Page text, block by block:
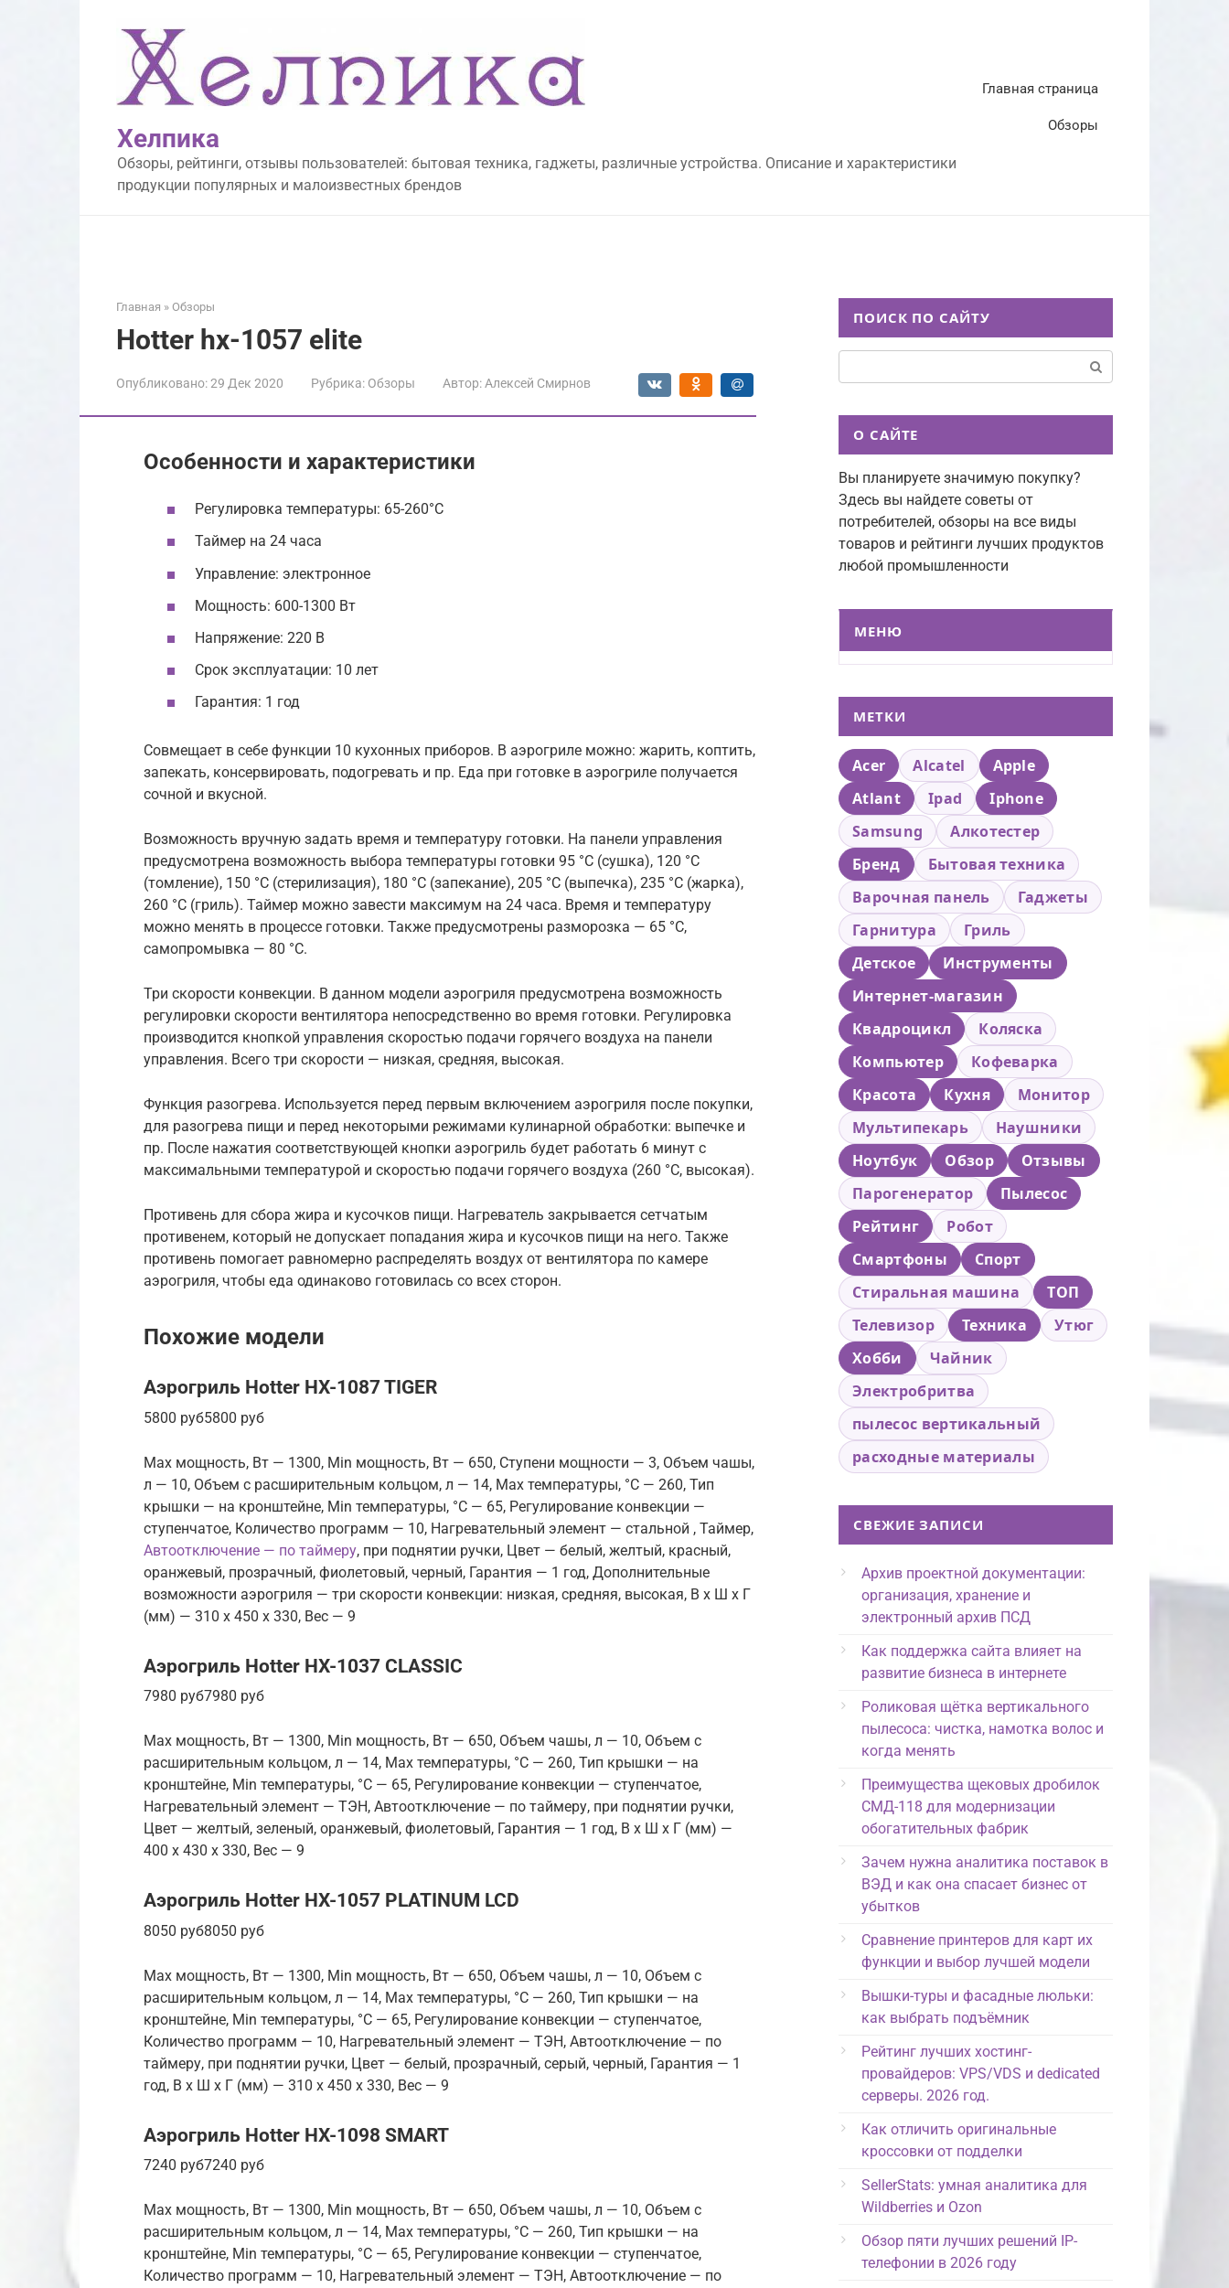
Хелпика
Обзоры, рейтинги, отзывы пользователей: бытовая техника, гаджеты, различные устройства. Описание и характеристики
продукции популярных и малоизвестных брендов
Главная страница
Обзоры
Главная » Обзоры
Hotter hx-1057 elite
Опубликовано:29 Дек 2020 Рубрика: Обзоры Автор: Алексей Смирнов
Особенности и характеристики
Регулировка температуры: 65-260°С
Таймер на 24 часа
Управление: электронное
Мощность: 600-1300 Вт
Напряжение: 220 В
Срок эксплуатации: 10 лет
Гарантия: 1 год
Совмещает в себе функции 10 кухонных приборов. В аэрогриле можно: жарить, коптить,
запекать, консервировать, подогревать и пр. Еда при готовке в аэрогриле получается
сочной и вкусной.
Возможность вручную задать время и температуру готовки. На панели управления
предусмотрена возможность выбора температуры готовки 95 °C (сушка), 120 °C
(томление), 150 °C (стерилизация), 180 °C (запекание), 205 °C (выпечка), 235 °C (жарка),
260 °C (гриль). Таймер можно завести максимум на 24 часа. Время и температуру
можно менять в процессе готовки. Также предусмотрены разморозка — 65 °C,
самопромывка — 80 °С.
Три скорости конвекции. В данном модели аэрогриля предусмотрена возможность
регулировки скорости вентилятора непосредственно во время готовки. Регулировка
производится кнопкой управления скоростью подачи горячего воздуха на панели
управления. Всего три скорости — низкая, средняя, высокая.
Функция разогрева. Используется перед первым включением аэрогриля после покупки,
для разогрева пищи и перед некоторыми режимами кулинарной обработки: выпечке и
пр. После нажатия соответствующей кнопки аэрогриль будет работать 6 минут с
максимальными температурой и скоростью подачи горячего воздуха (260 °C, высокая).
Противень для сбора жира и кусочков пищи. Нагреватель закрывается сетчатым
противенем, который не допускает попадания жира и кусочков пищи на него. Также
противень помогает равномерно распределять воздух от вентилятора по камере
аэрогриля, чтобы еда одинаково готовилась со всех сторон.
Похожие модели
Аэрогриль Hotter HX-1087 TIGER
5800 руб5800 руб
Max мощность, Вт — 1300, Min мощность, Вт — 650, Ступени мощности — 3, Объем чашы,
л — 10, Объем с расширительным кольцом, л — 14, Max температуры, °С — 260, Тип
крышки — на кронштейне, Min температуры, °С — 65, Регулирование конвекции —
ступенчатое, Количество программ — 10, Нагревательный элемент — стальной , Таймер,
Автоотключение — по таймеру, при поднятии ручки, Цвет — белый, желтый, красный,
оранжевый, прозрачный, фиолетовый, черный, Гарантия — 1 год, Дополнительные
возможности аэрогриля — три скорости конвекции: низкая, средняя, высокая, В x Ш x Г
(мм) — 310 x 450 x 330, Вес — 9
Аэрогриль Hotter HX-1037 CLASSIC
7980 руб7980 руб
Max мощность, Вт — 1300, Min мощность, Вт — 650, Объем чашы, л — 10, Объем с
расширительным кольцом, л — 14, Max температуры, °С — 260, Тип крышки — на
кронштейне, Min температуры, °С — 65, Регулирование конвекции — ступенчатое,
Нагревательный элемент — ТЭН, Автоотключение — по таймеру, при поднятии ручки,
Цвет — желтый, зеленый, оранжевый, фиолетовый, Гарантия — 1 год, В x Ш x Г (мм) —
400 x 430 x 330, Вес — 9
Аэрогриль Hotter HX-1057 PLATINUM LCD
8050 руб8050 руб
Max мощность, Вт — 1300, Min мощность, Вт — 650, Объем чашы, л — 10, Объем с
расширительным кольцом, л — 14, Max температуры, °С — 260, Тип крышки — на
кронштейне, Min температуры, °С — 65, Регулирование конвекции — ступенчатое,
Количество программ — 10, Нагревательный элемент — ТЭН, Автоотключение — по
таймеру, при поднятии ручки, Цвет — белый, прозрачный, серый, черный, Гарантия — 1
год, В x Ш x Г (мм) — 310 x 450 x 330, Вес — 9
Аэрогриль Hotter HX-1098 SMART
7240 руб7240 руб
Max мощность, Вт — 1300, Min мощность, Вт — 650, Объем чашы, л — 10, Объем с
расширительным кольцом, л — 14, Max температуры, °С — 260, Тип крышки — на
кронштейне, Min температуры, °С — 65, Регулирование конвекции — ступенчатое,
Количество программ — 10, Нагревательный элемент — ТЭН, Автоотключение — по
ПОИСК ПО САЙТУ
О САЙТЕ
Вы планируете значимую покупку?
Здесь вы найдете советы от
потребителей, обзоры на все виды
товаров и рейтинги лучших продуктов
любой промышленности
МЕНЮ
МЕТКИ
Acer Alcatel
Apple
Atlant
Ipad
Iphone
Samsung
Алкотестер
Бренд
Бытовая техника
Варочная панель
Гаджеты
Гарнитура
Гриль
Детское
Инструменты
Интернет-магазин
Квадроцикл
Коляска
Компьютер
Кофеварка
Красота
Кухня
Монитор
Мультипекарь
Наушники
Ноутбук
Обзор
Отзывы
Парогенератор
Пылесос
Рейтинг
Робот
Смартфоны
Спорт
Стиральная машина
ТОП
Телевизор
Техника
Утюг
Хобби
Чайник
Электробритва
пылесос вертикальный
расходные материалы
СВЕЖИЕ ЗАПИСИ
Архив проектной документации:
организация, хранение и
электронный архив ПСД
Как поддержка сайта влияет на
развитие бизнеса в интернете
Роликовая щётка вертикального
пылесоса: чистка, намотка волос и
когда менять
Преимущества щековых дробилок
СМД-118 для модернизации
обогатительных фабрик
Зачем нужна аналитика поставок в
ВЭД и как она спасает бизнес от
убытков
Сравнение принтеров для карт их
функции и выбор лучшей модели
Вышки-туры и фасадные люльки:
как выбрать подъёмник
Рейтинг лучших хостинг-
провайдеров: VPS/VDS и dedicated
серверы. 2026 год.
Как отличить оригинальные
кроссовки от подделки
SellerStats: умная аналитика для
Wildberries и Ozon
Обзор пяти лучших решений IP-
телефонии в 2026 году